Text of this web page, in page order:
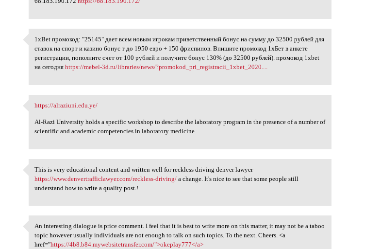
1xBet промокод: "25145" дает
1xBet промокод: "25145" дает всем новым игрокам приветственный бонус на сумму до 32500 рублей для
ставок на спорт и казино бонус т до 1950 евро + 150 фриспинов. Впишите промокод 1хБет в анкете
регистрации, пополните счет от 100 рублей и получите бонус 130% (до 32500 рублей). промокод 1xbet
на сегодняhttps://mebel-3d.ru/libraries/news/?promokod_pri_registracii_1xbet_2020....
https://alraziuni.edu.ye/
https://alraziuni.edu.ye/
Al-Razi University holds a specific workshop to describe the laboratory program in the presence of a number of
scientific and academic competencies in laboratory medicine.
This is very educational
This is very educational content and written well for reckless driving denver lawyer
https://www.denvertrafficlawyer.com/reckless-driving/ a change. It's nice to see that some people still
understand how to write a quality post.!
An interesting dialogue is
An interesting dialogue is price comment. I feel that it is best to write more on this matter, it may not be a taboo
topic however usually individuals are not enough to talk on such topics. To the next. Cheers. <a
href="https://4b8.b84.mywebsitetransfer.com/">okeplay777</a>